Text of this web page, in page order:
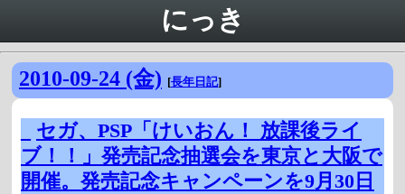
にっき
2010-09-24 (金) [長年日記]
セガ、PSP「けいおん！ 放課後ライ
ブ！！」発売記念抽選会を東京と大阪で
開催。発売記念キャンペーンを9月30日